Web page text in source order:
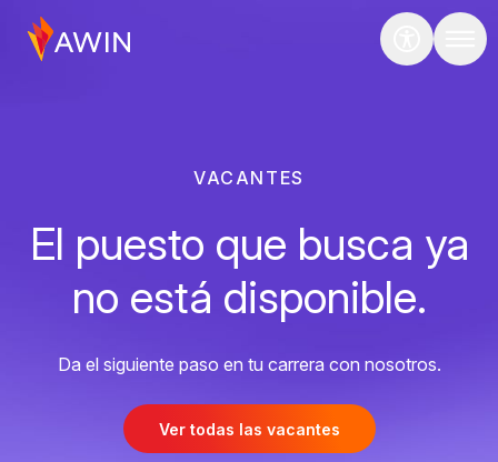
VACANTES
El puesto que busca ya
no está disponible.
Da el siguiente paso en tu carrera con nosotros.
Ver todas las vacantes